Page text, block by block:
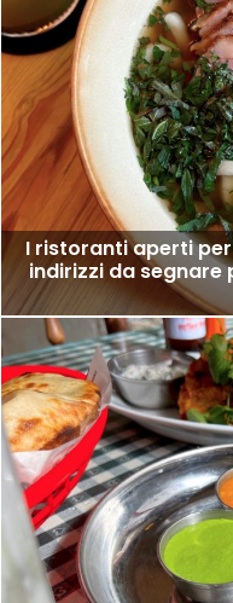
I ristoranti aperti per
indirizzi da segnare